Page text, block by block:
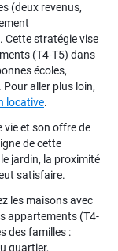
(deux revenus,
Cette stratégie vise
(T4-T5) dans
écoles,
aller plus loin,
locative.
vie et son offre de
de cette
jardin, la proximité
satisfaire.
les maisons avec
appartements (T4-
des familles :
quartier,